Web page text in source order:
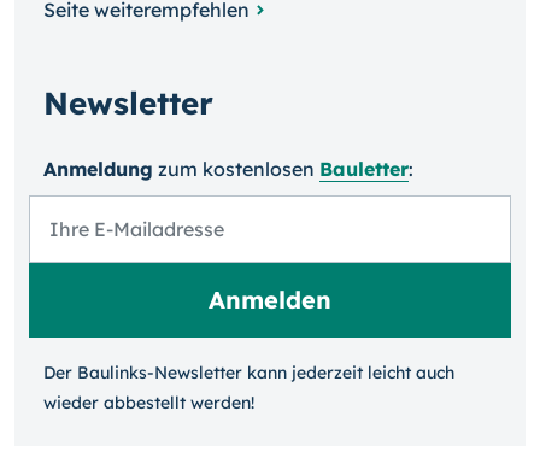
Seite weiterempfehlen
Newsletter
Anmeldung zum kosten­losen Bauletter:
Der Baulinks-Newsletter kann jeder­zeit leicht auch
wieder ab­bestellt werden!